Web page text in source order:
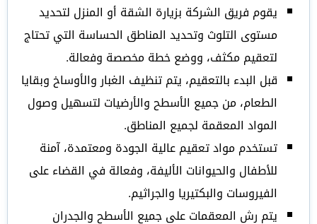
يقوم فريق الشركة بزيارة الشقة أو المنزل لتحديد
مستوى التلوث وتحديد المناطق الحساسة التي تحتاج
لتعقيم مكثف، ووضع خطة مخصصة وفعالة.
قبل البدء بالتعقيم، يتم تنظيف الغبار والأوساخ وبقايا
الطعام، من جميع الأسطح والأرضيات لتسهيل وصول
المواد المعقمة لجميع المناطق.
تستخدم مواد تعقيم عالية الجودة ومعتمدة، آمنة
للأطفال والحيوانات الأليفة، وفعالة في القضاء على
الفيروسات والبكتيريا والجراثيم.
يتم رش المعقمات على جميع الأسطح والجدران